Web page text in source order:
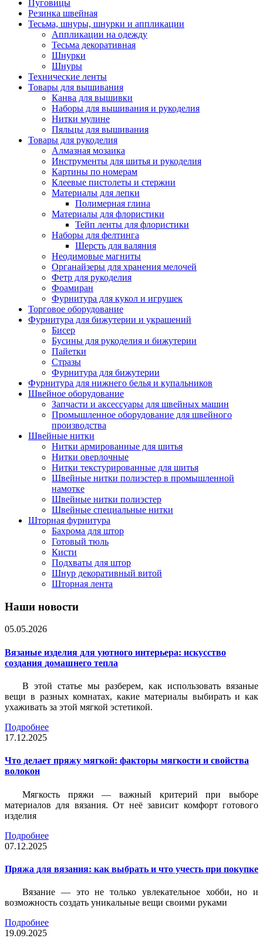
Пуговицы
Резинка швейная
Тесьма, шнуры, шнурки и аппликации
Аппликации на одежду
Тесьма декоративная
Шнурки
Шнуры
Технические ленты
Товары для вышивания
Канва для вышивки
Наборы для вышивания и рукоделия
Нитки мулине
Пяльцы для вышивания
Товары для рукоделия
Алмазная мозаика
Инструменты для шитья и рукоделия
Картины по номерам
Клеевые пистолеты и стержни
Материалы для лепки
Полимерная глина
Материалы для флористики
Тейп ленты для флористики
Наборы для фелтинга
Шерсть для валяния
Неодимовые магниты
Органайзеры для хранения мелочей
Фетр для рукоделия
Фоамиран
Фурнитура для кукол и игрушек
Торговое оборудование
Фурнитура для бижутерии и украшений
Бисер
Бусины для рукоделия и бижутерии
Пайетки
Стразы
Фурнитура для бижутерии
Фурнитура для нижнего белья и купальников
Швейное оборудование
Запчасти и аксессуары для швейных машин
Промышленное оборудование для швейного
производства
Швейные нитки
Нитки армированные для шитья
Нитки оверлочные
Нитки текстурированные для шитья
Швейные нитки полиэстер в промышленной
намотке
Швейные нитки полиэстер
Швейные специальные нитки
Шторная фурнитура
Бахрома для штор
Готовый тюль
Кисти
Подхваты для штор
Шнур декоративный витой
Шторная лента
Наши новости
05.05.2026
Вязаные изделия для уютного интерьера: искусство
создания домашнего тепла
В этой статье мы разберем, как использовать вязаные
вещи в разных комнатах, какие материалы выбирать и как
ухаживать за этой мягкой эстетикой.
Подробнее
17.12.2025
Что делает пряжу мягкой: факторы мягкости и свойства
волокон
Мягкость пряжи — важный критерий при выборе
материалов для вязания. От неё зависит комфорт готового
изделия
Подробнее
07.12.2025
Пряжа для вязания: как выбрать и что учесть при покупке
Вязание — это не только увлекательное хобби, но и
возможность создать уникальные вещи своими руками
Подробнее
19.09.2025